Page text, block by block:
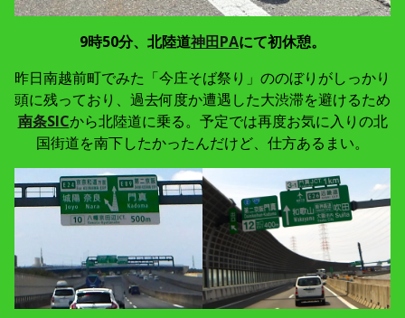
9時50分、北陸道神田PAにて初休憩。
昨日南越前町でみた「今庄そば祭り」ののぼりがしっかり
頭に残っており、過去何度か遭遇した大渋滞を避けるため
南条SICから北陸道に乗る。予定では再度お気に入りの北
国街道を南下したかったんだけど、仕方あるまい。